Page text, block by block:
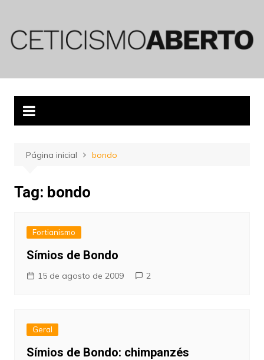
conteúdo
Página inicial bondo
Tag: bondo
Fortianismo
Símios de Bondo
15 de agosto de 2009 2
Geral
Símios de Bondo: chimpanzés